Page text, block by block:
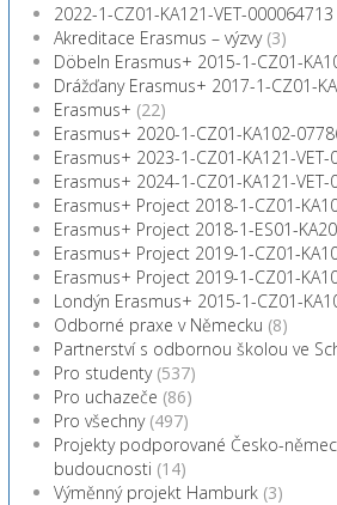
2022-1-CZ01-KA121-VET-000064713
Akreditace Erasmus – výzvy(3)
Döbeln Erasmus+ 2015-1-CZ01-
Drážďany Erasmus+ 2017-1-CZ01-
Erasmus+ (22)
Erasmus+ 2020-1-CZ01-KA102-
Erasmus+ 2023-1-CZ01-KA121-VET-
Erasmus+ 2024-1-CZ01-KA121-VET-
Erasmus+ Project 2018-1-CZ01-
Erasmus+ Project 2018-1-ES01-
Erasmus+ Project 2019-1-CZ01-
Erasmus+ Project 2019-1-CZ01-
Londýn Erasmus+ 2015-1-CZ01-
Odborné praxe v Německu (8)
Partnerství s odbornou školou ve
Pro studenty(537)
Pro uchazeče (86)
Pro všechny(497)
Projekty podporované Česko-
budoucnosti (14)
Výměnný projekt Hamburk (3)